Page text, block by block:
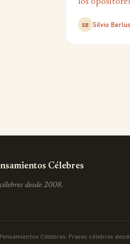
los
SB Silvio
Célebres
desde 2008.
Célebres. Frases célebres